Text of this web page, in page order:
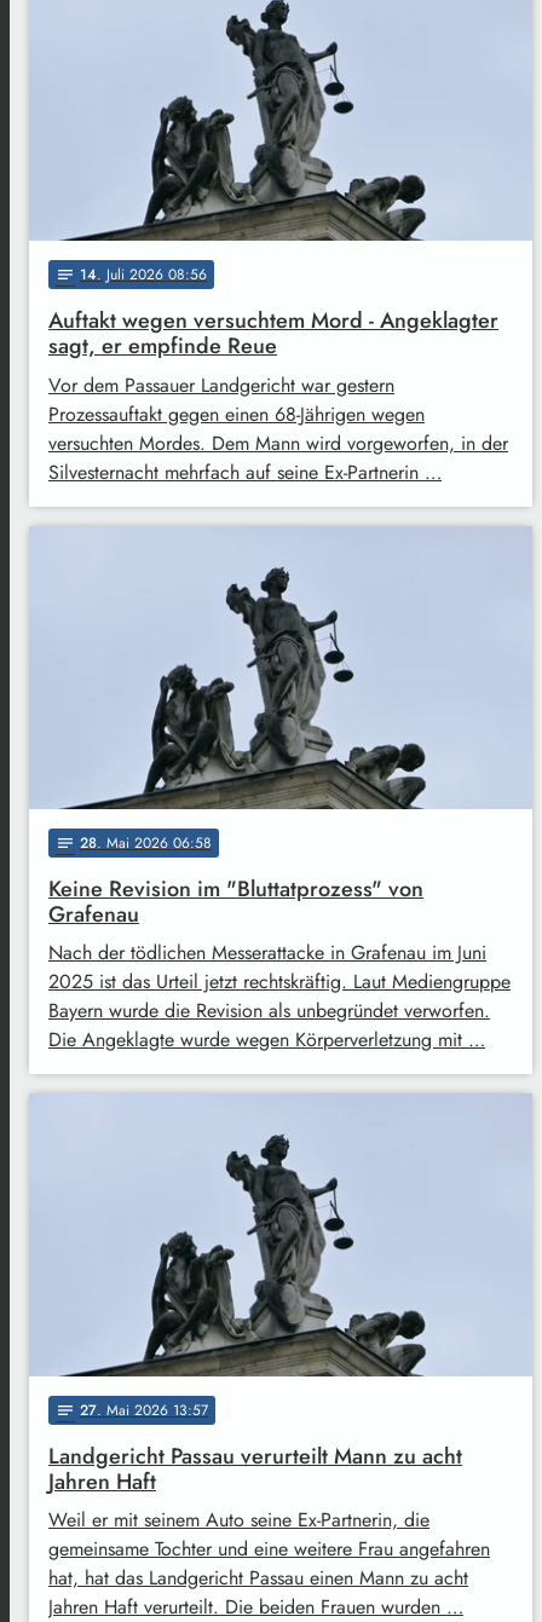
notes 14. Juli 2026 08:56
Auftakt wegen versuchtem Mord - Angeklagter
sagt, er empfinde Reue
Vor dem Passauer Landgericht war gestern
Prozessauftakt gegen einen 68-Jährigen wegen
versuchten Mordes. Dem Mann wird vorgeworfen, in der
Silvesternacht mehrfach auf seine Ex-Partnerin …
notes 28. Mai 2026 06:58
Keine Revision im "Bluttatprozess" von
Grafenau
Nach der tödlichen Messerattacke in Grafenau im Juni
2025 ist das Urteil jetzt rechtskräftig. Laut Mediengruppe
Bayern wurde die Revision als unbegründet verworfen.
Die Angeklagte wurde wegen Körperverletzung mit …
notes 27. Mai 2026 13:57
Landgericht Passau verurteilt Mann zu acht
Jahren Haft
Weil er mit seinem Auto seine Ex-Partnerin, die
gemeinsame Tochter und eine weitere Frau angefahren
hat, hat das Landgericht Passau einen Mann zu acht
Jahren Haft verurteilt. Die beiden Frauen wurden …